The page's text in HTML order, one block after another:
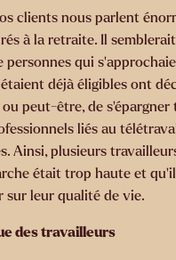
clients nous parlent
à la retraite. Il semblerait
personnes qui
déjà éligibles ont
peut-être, de s’épargner
liés au
Ainsi, plusieurs
était trop haute et
sur leur qualité de vie.
des travailleurs